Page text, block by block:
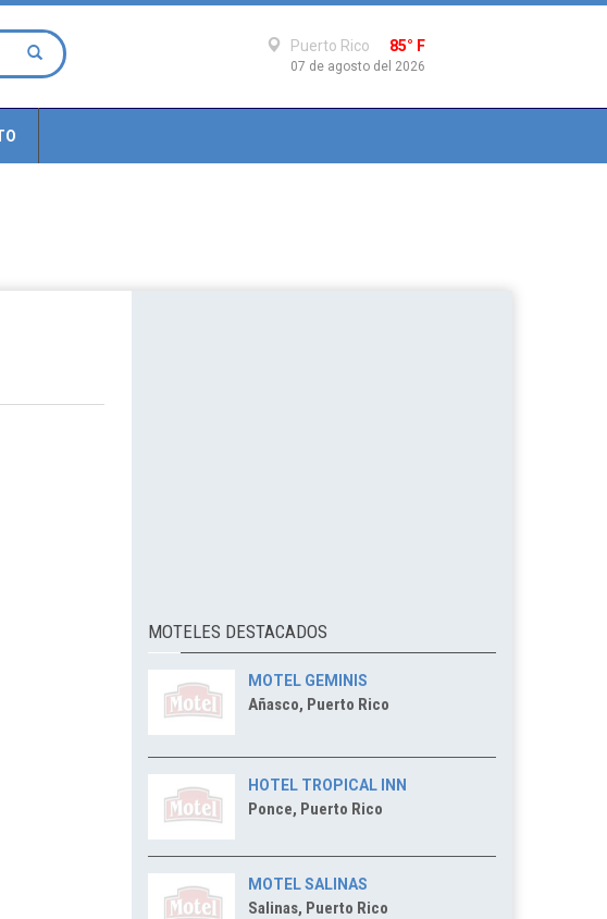
Puerto Rico 85° F
07 de agosto del 2026
MOTELES DESTACADOS
MOTEL GEMINIS
Añasco, Puerto Rico
HOTEL TROPICAL INN
Ponce, Puerto Rico
MOTEL SALINAS
Salinas, Puerto Rico